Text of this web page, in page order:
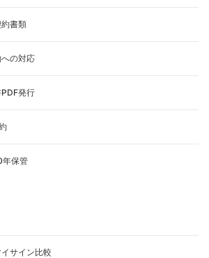
書類
の対応
発行
年保管
サイン比較